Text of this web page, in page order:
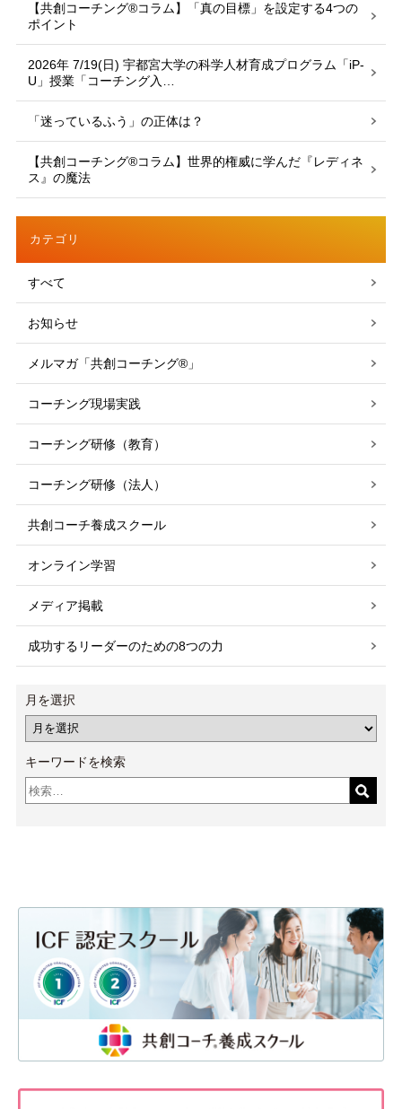
【共創コーチング®︎コラム】「真の目標」を設定する4つの
ポイント
2026年 7/19(日) 宇都宮大学の科学人材育成プログラム「iP-
U」授業「コーチング入…
「迷っているふう」の正体は？
【共創コーチング®︎コラム】世界的権威に学んだ『レディネ
ス』の魔法
カテゴリ
すべて
お知らせ
メルマガ「共創コーチング®」
コーチング現場実践
コーチング研修（教育）
コーチング研修（法人）
共創コーチ養成スクール
オンライン学習
メディア掲載
成功するリーダーのための8つの力
月を選択
キーワードを検索